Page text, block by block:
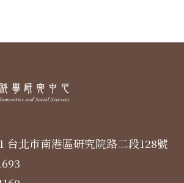
台北市南港區研究院路二段128號